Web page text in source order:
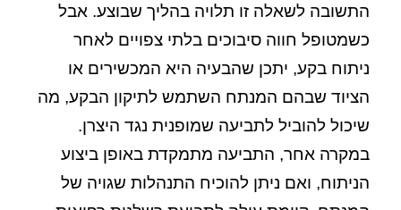
התשובה לשאלה זו תלויה בהליך שבוצע. אבל
כשמטופל חווה סיבוכים בלתי צפויים לאחר
ניתוח בקע, יתכן שהבעיה היא המכשירים או
הציוד שבהם המנתח השתמש לתיקון הבקע, מה
שיכול להוביל לתביעה שמופנית נגד היצרן.
במקרה אחר, התביעה מתמקדת באופן ביצוע
הניתוח, ואם ניתן להוכיח התנהלות שגויה של